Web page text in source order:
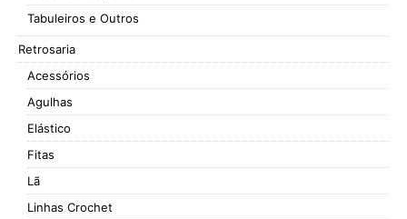
Tabuleiros e Outros
Retrosaria
Acessórios
Agulhas
Elástico
Fitas
Lã
Linhas Crochet